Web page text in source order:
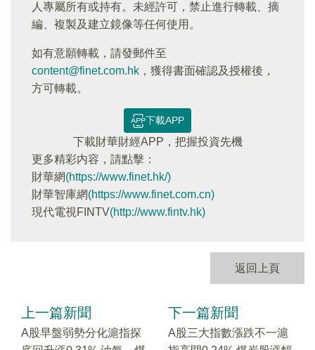
人專屬所有或持有。未經許可，禁止進行轉載、摘
編、複製及建立鏡像等任何使用。
如有意願轉載，請發郵件至
content@finet.com.hk ，獲得書面確認及授權後，
方可轉載。
下載APP
下載財華財經APP，把握投資先機
更多精彩内容，請點擊：
財華網(https://www.finet.hk/)
財華智庫網(https://www.finet.com.cn)
現代電視FINTV(http://www.fintv.hk)
返回上頁
上一篇新聞
A股早盤弱勢分化滬指探
下一篇新聞
A股三大指數漲跌不一滬